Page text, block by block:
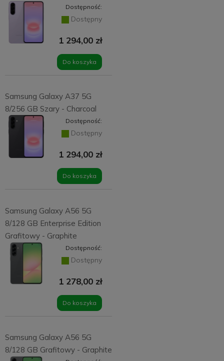
Dostępność:
Dostępny
1 294,00 zł
Do koszyka
Samsung Galaxy A37 5G
8/256 GB Szary - Charcoal
Dostępność:
Dostępny
1 294,00 zł
Do koszyka
Samsung Galaxy A56 5G
8/128 GB Enterprise Edition
Grafitowy - Graphite
Dostępność:
Dostępny
1 278,00 zł
Do koszyka
Samsung Galaxy A56 5G
8/128 GB Grafitowy - Graphite